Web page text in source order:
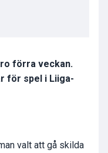
förra veckan.
för spel i Liiga-
valt att gå skilda